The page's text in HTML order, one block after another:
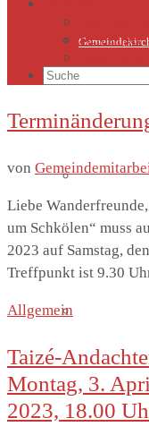
Sternsinger
Suche
von
Liebe
um Schkölen“ muss
2023 auf Samstag,
Treffpunkt ist 9.30
Allgemein
Taizé-
Montag, 3.
2023, 18.00